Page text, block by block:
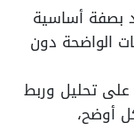
بصفة أساسية
الواضحة دون
على تحليل وربط
أوضح،